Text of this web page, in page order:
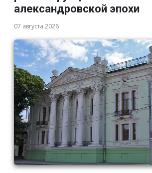
александровской эпохи
07 августа 2026